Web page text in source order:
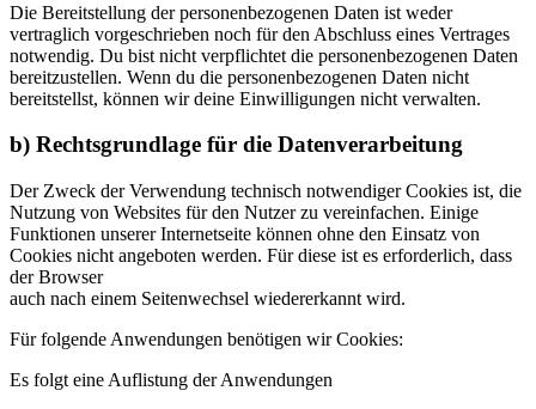
Die Bereitstellung der personenbezogenen Daten ist weder
vertraglich vorgeschrieben noch für den Abschluss eines Vertrages
notwendig. Du bist nicht verpflichtet die personenbezogenen Daten
bereitzustellen. Wenn du die personenbezogenen Daten nicht
bereitstellst, können wir deine Einwilligungen nicht verwalten.
b) Rechtsgrundlage für die Datenverarbeitung
Der Zweck der Verwendung technisch notwendiger Cookies ist, die
Nutzung von Websites für den Nutzer zu vereinfachen. Einige
Funktionen unserer Internetseite können ohne den Einsatz von
Cookies nicht angeboten werden. Für diese ist es erforderlich, dass
der Browser
auch nach einem Seitenwechsel wiedererkannt wird.
Für folgende Anwendungen benötigen wir Cookies:
Es folgt eine Auflistung der Anwendungen